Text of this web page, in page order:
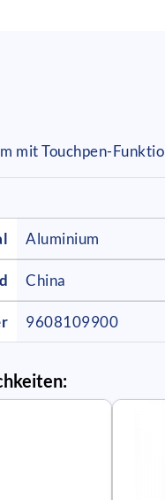
mit Touchpen-
Aluminium
China
9608109900